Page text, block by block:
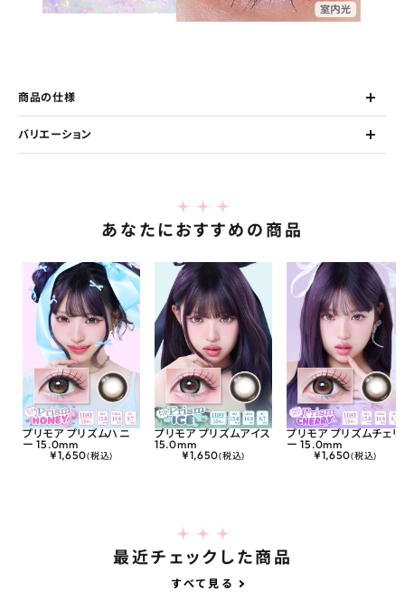
商品の仕様
バリエーション
あなたにおすすめの商品
プリモア プリズムハニ
ー 15.0mm
¥1,650(税込)
プリモア プリズムアイス
15.0mm
¥1,650(税込)
プリモア プリズムチェリ
ー 15.0mm
¥1,650(税込)
最近チェックした商品
すべて見る